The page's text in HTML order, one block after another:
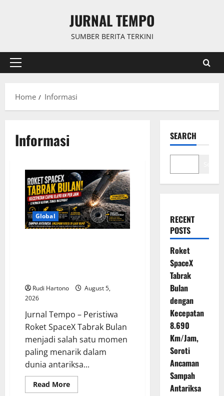
JURNAL TEMPO
SUMBER BERITA TERKINI
Primary
Home
Informasi
Informasi
Global
Rudi Hartono
August 5,
2026
Jurnal Tempo – Peristiwa
Roket SpaceX Tabrak Bulan
menjadi salah satu momen
paling menarik dalam
dunia antariksa...
Read MoreRead
more
SEARCH
RECENT
POSTS
Roket
SpaceX
Tabrak
Bulan
dengan
Kecepatan
8.690
Km/Jam,
Soroti
Ancaman
Sampah
Antariksa